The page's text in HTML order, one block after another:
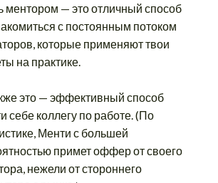
ментором — это отличный способ
с постоянным потоком
которые применяют твои
на практике.
это — эффективный способ
себе коллегу по работе. (По
Менти с большей
примет оффер от своего
нежели от стороннего